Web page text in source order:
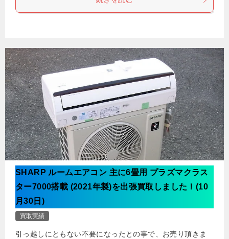
SHARP ルームエアコン 主に6畳用 プラズマクラス
ター7000搭載 (2021年製)を出張買取しました！(10
月30日)
買取実績
引っ越しにともない不要になったとの事で、お売り頂きま